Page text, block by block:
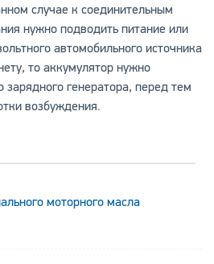
случае к соединительным
нужно подводить питание или
автомобильного источника
то аккумулятор нужно
зарядного генератора, перед тем
возбуждения.
моторного масла